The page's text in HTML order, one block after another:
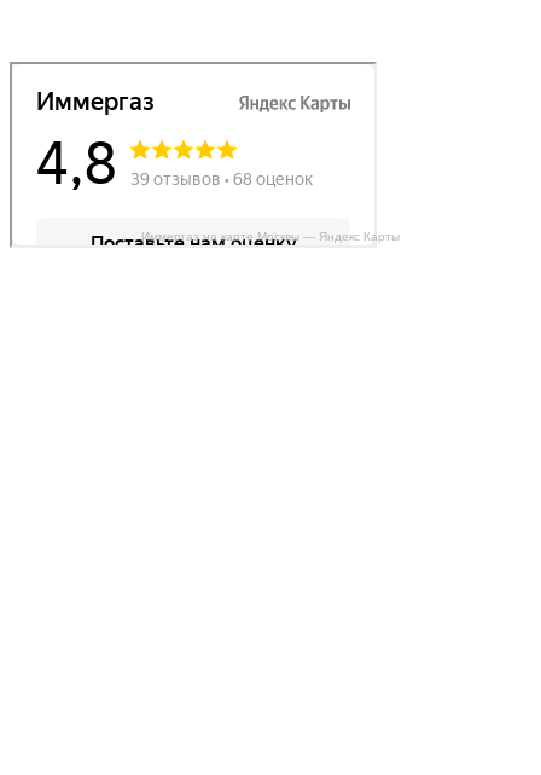
Иммергаз на карте Москвы — Яндекс Карты